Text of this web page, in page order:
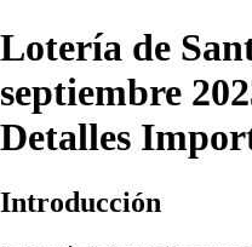
Lotería de
septiembre
Detalles
Introducción